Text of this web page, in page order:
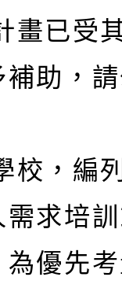
已受
助，
，編
求培
優先